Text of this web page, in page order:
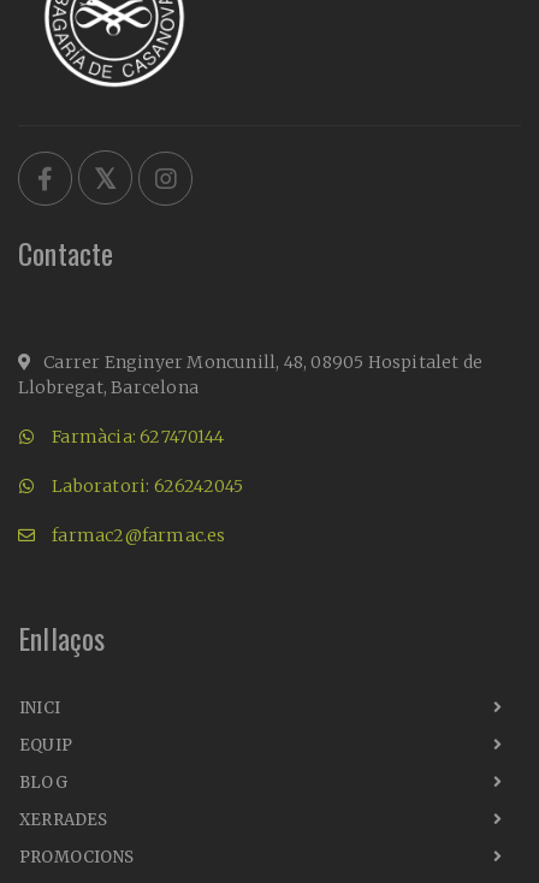
Contacte
Carrer Enginyer Moncunill, 48, 08905 Hospitalet de
Llobregat, Barcelona
Farmàcia: 627470144
Laboratori: 626242045
farmac2@farmac.es
Enllaços
INICI
EQUIP
BLOG
XERRADES
PROMOCIONS